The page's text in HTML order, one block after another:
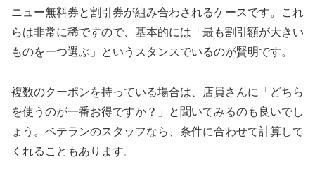
ニュー無料券と割引券が組み合わされるケースです。これ
らは非常に稀ですので、基本的には「最も割引額が大きい
ものを一つ選ぶ」というスタンスでいるのが賢明です。
複数のクーポンを持っている場合は、店員さんに「どちら
を使うのが一番お得ですか？」と聞いてみるのも良いでし
ょう。ベテランのスタッフなら、条件に合わせて計算して
くれることもあります。